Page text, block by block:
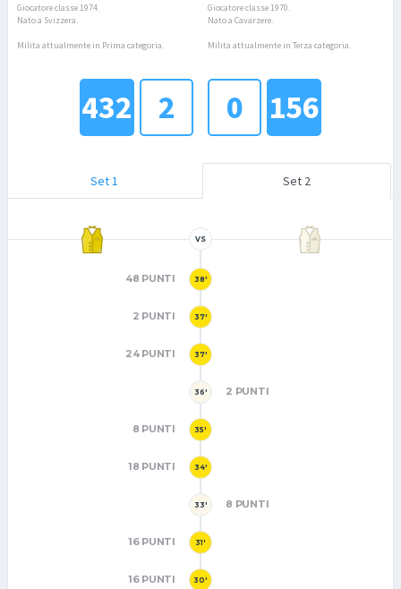
Giocatore classe 1974.
Nato a Svizzera.
Milita attualmente in Prima categoria.
Giocatore classe 1970.
Nato a Cavarzere.
Milita attualmente in Terza categoria.
2
432 0 156
Set 1 Set 2
VS
38'
48 PUNTI
37'
2 PUNTI
37'
24 PUNTI
36' 2 PUNTI
35'
8 PUNTI
34'
18 PUNTI
33' 8 PUNTI
31'
16 PUNTI
30'
16 PUNTI